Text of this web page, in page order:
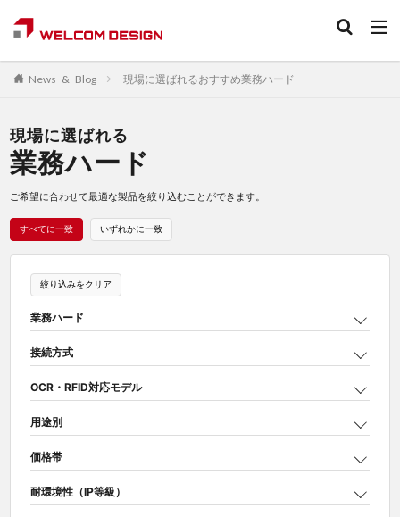
News & Blog 現場に選ばれるおすすめ業務ハード
現場に選ばれる
業務ハード
ご希望に合わせて最適な製品を絞り込むことができます。
すべてに一致 いずれかに一致
絞り込みをクリア
業務ハード
接続方式
OCR・RFID対応モデル
用途別
価格帯
耐環境性（IP等級）
バーコードリーダ
タグ
2Dリーダ AI
BLE
Bluetooth DataMatrix DPM
DX
iOS
OCR
Windows
キャッシュレス決済
キャンペーン
セルフオーダー
セルフレジ
ソフト
トレーサビリティ
ポイントシステム
マイナンバーカード
メディア
ワイヤレス